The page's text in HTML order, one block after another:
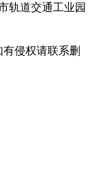
轨道交通工业园
侵权请联系删